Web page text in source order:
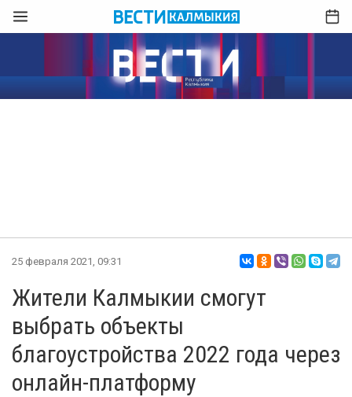
25 февраля 2021, 09:31
Жители Калмыкии смогут
выбрать объекты
благоустройства 2022 года через
онлайн-платформу